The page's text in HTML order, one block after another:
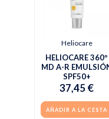
Heliocare
HELIOCARE 360º
MD A-R
SPF50+
37,45 €
AÑADIR A LA CESTA